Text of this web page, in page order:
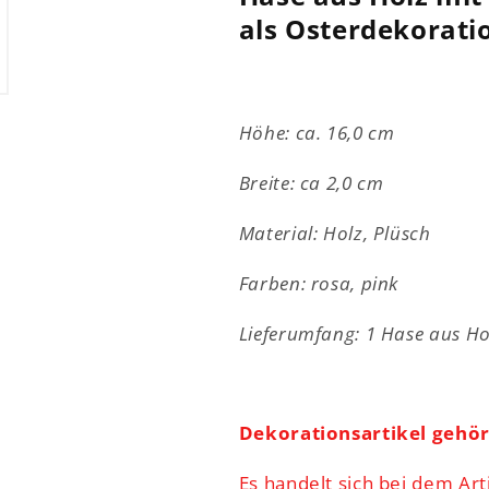
mit
Plüschbommel
pink
ca.
cm
mit
pink
ca.
cm
als
Höhe: ca. 16,0 cm
Breite: ca 2,0 cm
Material: Holz, Plüsch
Farben: rosa, pink
Lieferumfang: 1 Hase aus
Dekorationsartikel
Es handelt sich bei dem